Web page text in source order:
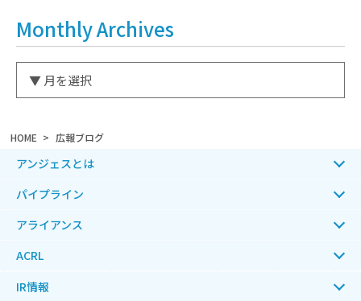
HOME 広報ブログ
Monthly Archives
アンジェスとは
パイプライン
アライアンス
ACRL
IR情報